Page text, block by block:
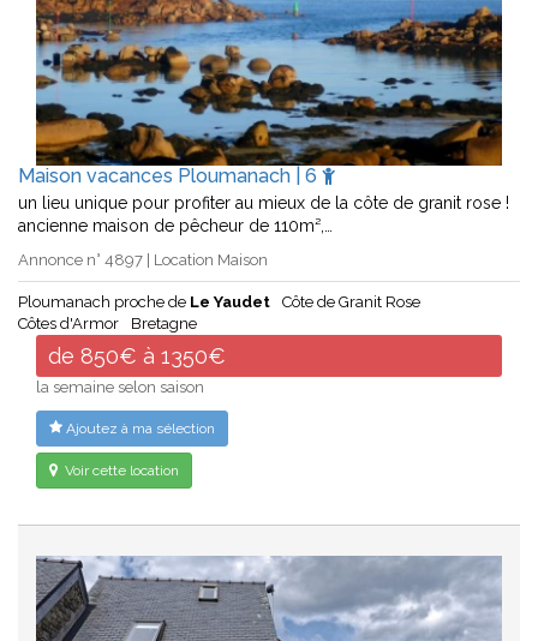
Maison vacances Ploumanach | 6
un lieu unique pour profiter au mieux de la côte de granit rose !
ancienne maison de pêcheur de 110m²,…
Annonce n° 4897 | Location Maison
Ploumanach proche de Le Yaudet
Côte de Granit Rose
Côtes d'Armor
Bretagne
de 850€ à 1350€
la semaine selon saison
Ajoutez à ma sélection
Voir cette location